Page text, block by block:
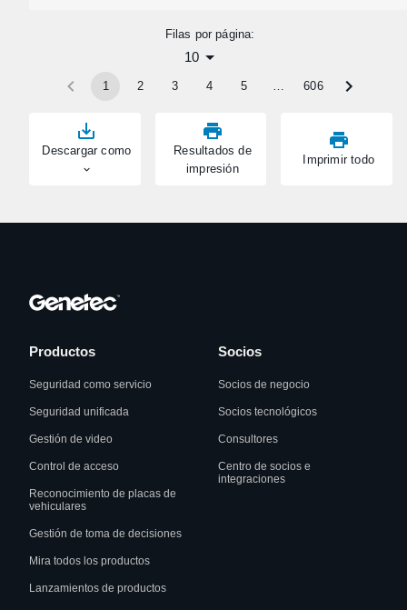
Descargar como
Resultados de
impresión
Imprimir todo
Filas por página:
10
1 2 3 4 5 … 606
Productos
Seguridad como servicio
Seguridad unificada
Gestión de video
Control de acceso
Reconocimiento de placas de
vehiculares
Gestión de toma de decisiones
Mira todos los productos
Lanzamientos de productos
Socios
Socios de negocio
Socios tecnológicos
Consultores
Centro de socios e
integraciones